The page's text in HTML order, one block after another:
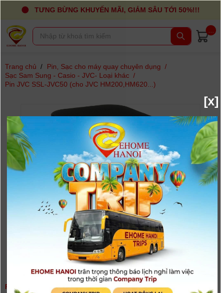
TƯNG BỪNG KHUYẾN MÃI, GIẢM SÂU TỚI 50%!!!
Trang chủ / Pin, Sạc cho máy quay chuyên dụng /
Sạc Sam Sung - Casio - JVC- Loại khác /
Pin JVC SSL-JVC50 (cho JVC HM200,HM620...)
PIN JVC SSL-JVC50 (CHO JVC HM200,HM620...)
[x]